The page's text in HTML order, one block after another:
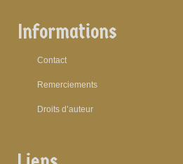
Informations
Contact
Remerciements
Droits d’auteur